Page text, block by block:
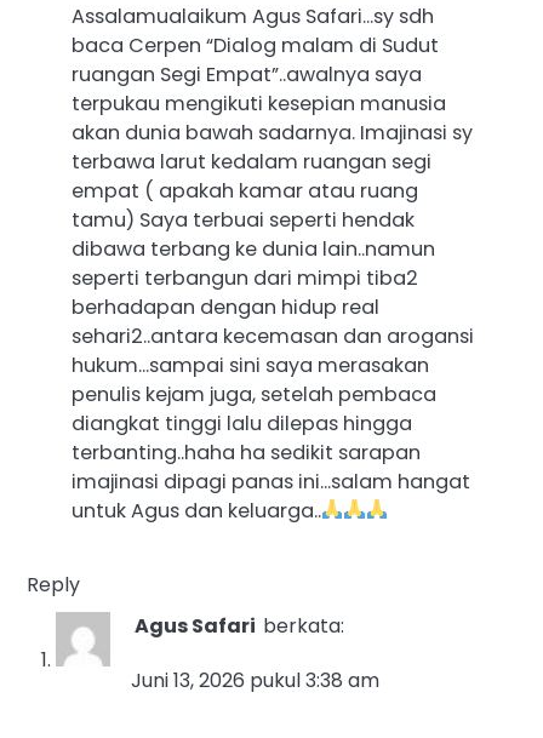
Assalamualaikum Agus Safari…sy sdh
baca Cerpen “Dialog malam di Sudut
ruangan Segi Empat”..awalnya saya
terpukau mengikuti kesepian manusia
akan dunia bawah sadarnya. Imajinasi sy
terbawa larut kedalam ruangan segi
empat ( apakah kamar atau ruang
tamu) Saya terbuai seperti hendak
dibawa terbang ke dunia lain..namun
seperti terbangun dari mimpi tiba2
berhadapan dengan hidup real
sehari2..antara kecemasan dan arogansi
hukum…sampai sini saya merasakan
penulis kejam juga, setelah pembaca
diangkat tinggi lalu dilepas hingga
terbanting..haha ha sedikit sarapan
imajinasi dipagi panas ini…salam hangat
untuk Agus dan keluarga..
Reply
Agus Safari berkata:
Juni 13, 2026 pukul 3:38 am